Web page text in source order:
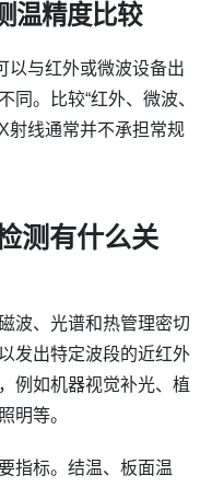
温精度比较
以与红外或微波设备出
同。比较“红外、微波、
射线通常并不承担常规
测有什么关
波、光谱和热管理密切
发出特定波段的近红外
例如机器视觉补光、植
明等。
指标。结温、板面温